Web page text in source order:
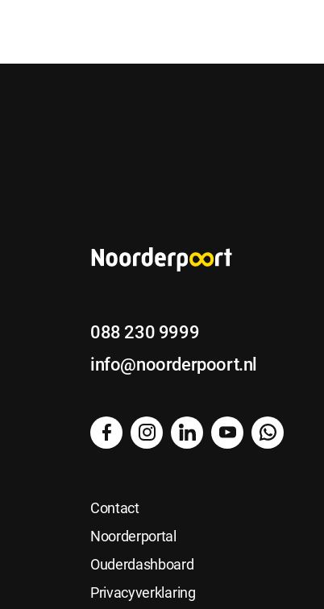
088 230 9999
info@noorderpoort.nl
facebookinstagramlinkedinYouTubeWhatsApp
Contact
Noorderportal
Ouderdashboard
Privacyverklaring